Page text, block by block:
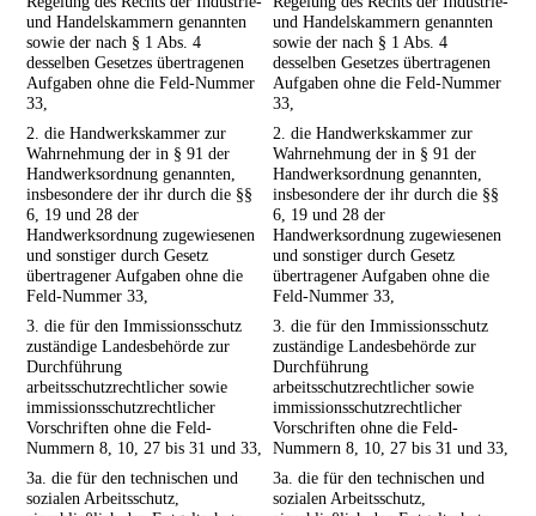
und Handelskammern genannten
sowie der nach § 1 Abs. 4
desselben Gesetzes übertragenen
Aufgaben ohne die Feld-Nummer
33,
und Handelskammern genannten
sowie der nach § 1 Abs. 4
desselben Gesetzes übertragenen
Aufgaben ohne die Feld-Nummer
33,
2. die Handwerkskammer zur
Wahrnehmung der in § 91 der
Handwerksordnung genannten,
insbesondere der ihr durch die §§
6, 19 und 28 der
Handwerksordnung zugewiesenen
und sonstiger durch Gesetz
übertragener Aufgaben ohne die
Feld-Nummer 33,
2. die Handwerkskammer zur
Wahrnehmung der in § 91 der
Handwerksordnung genannten,
insbesondere der ihr durch die §§
6, 19 und 28 der
Handwerksordnung zugewiesenen
und sonstiger durch Gesetz
übertragener Aufgaben ohne die
Feld-Nummer 33,
3. die für den Immissionsschutz
zuständige Landesbehörde zur
Durchführung
arbeitsschutzrechtlicher sowie
immissionsschutzrechtlicher
Vorschriften ohne die Feld-
Nummern 8, 10, 27 bis 31 und 33,
3. die für den Immissionsschutz
zuständige Landesbehörde zur
Durchführung
arbeitsschutzrechtlicher sowie
immissionsschutzrechtlicher
Vorschriften ohne die Feld-
Nummern 8, 10, 27 bis 31 und 33,
3a. die für den technischen und
sozialen Arbeitsschutz,
3a. die für den technischen und
sozialen Arbeitsschutz,